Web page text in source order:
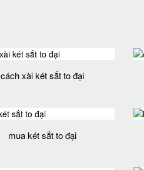
cách xài két sắt to đại
mua két sắt to đại